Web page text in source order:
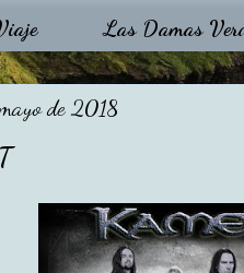
Las Damas
de 2018